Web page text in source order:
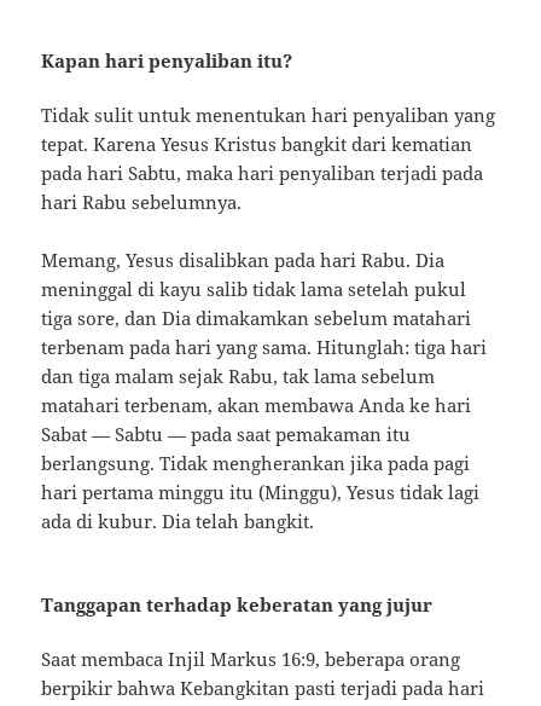
Kapan hari penyaliban itu?
Tidak sulit untuk menentukan hari penyaliban yang
tepat. Karena Yesus Kristus bangkit dari kematian
pada hari Sabtu, maka hari penyaliban terjadi pada
hari Rabu sebelumnya.
Memang, Yesus disalibkan pada hari Rabu. Dia
meninggal di kayu salib tidak lama setelah pukul
tiga sore, dan Dia dimakamkan sebelum matahari
terbenam pada hari yang sama. Hitunglah: tiga hari
dan tiga malam sejak Rabu, tak lama sebelum
matahari terbenam, akan membawa Anda ke hari
Sabat — Sabtu — pada saat pemakaman itu
berlangsung. Tidak mengherankan jika pada pagi
hari pertama minggu itu (Minggu), Yesus tidak lagi
ada di kubur. Dia telah bangkit.
Tanggapan terhadap keberatan yang jujur
Saat membaca Injil Markus 16:9, beberapa orang
berpikir bahwa Kebangkitan pasti terjadi pada hari